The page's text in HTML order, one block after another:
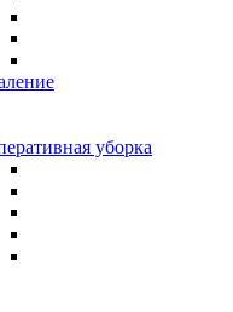
уборка